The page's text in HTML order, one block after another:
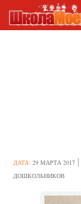
ДАТА:29 МАРТА 2017
ДОШКОЛЬНИКОВ